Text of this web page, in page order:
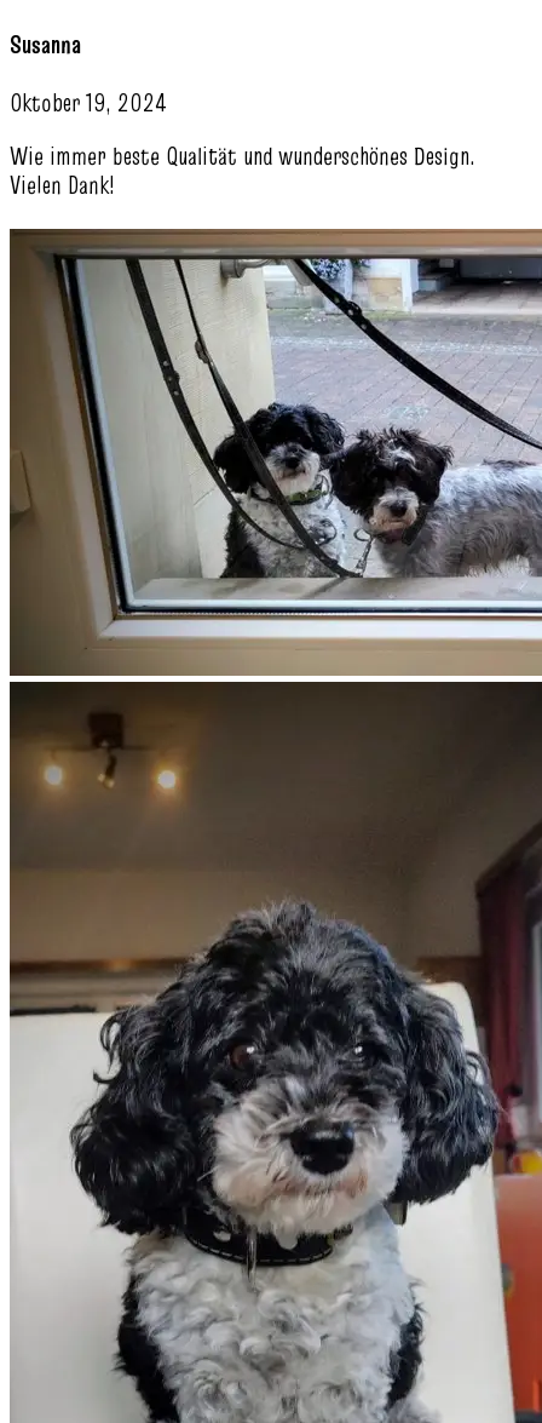
Susanna
Oktober 19, 2024
Wie immer beste Qualität und wunderschönes Design.
Vielen Dank!